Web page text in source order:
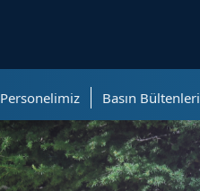
Personelimiz Basın Bültenleri